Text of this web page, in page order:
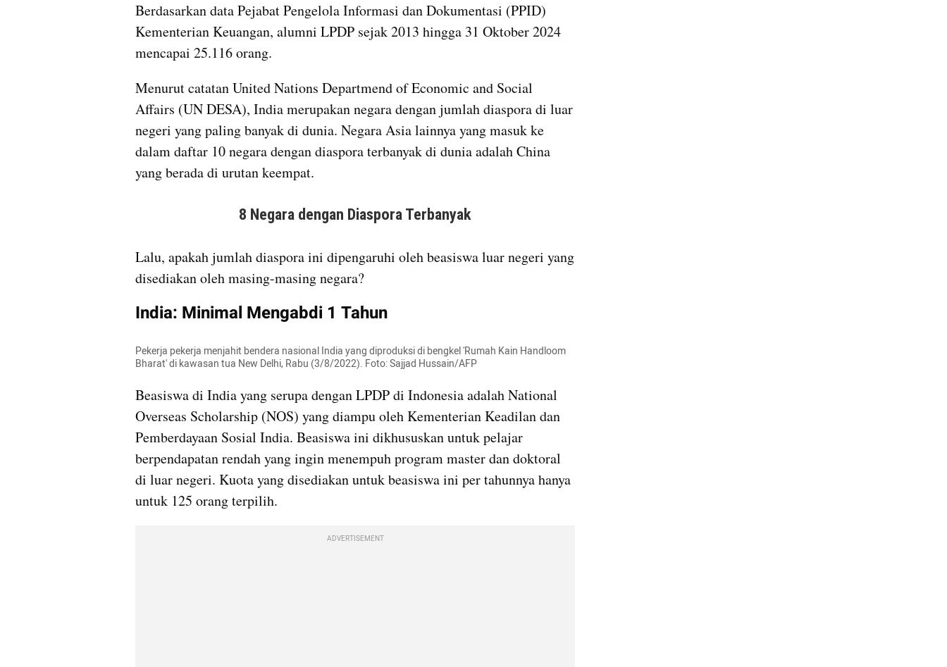
Berdasarkan data Pejabat Pengelola Informasi dan Dokumentasi (PPID)
Kementerian Keuangan, alumni LPDP sejak 2013 hingga 31 Oktober 2024
mencapai 25.116 orang.
Menurut catatan United Nations Departmend of Economic and Social
Affairs (UN DESA), India merupakan negara dengan jumlah diaspora di luar
negeri yang paling banyak di dunia. Negara Asia lainnya yang masuk ke
dalam daftar 10 negara dengan diaspora terbanyak di dunia adalah China
yang berada di urutan keempat.
embed from external kumparan
Lalu, apakah jumlah diaspora ini dipengaruhi oleh beasiswa luar negeri yang
disediakan oleh masing-masing negara?
India: Minimal Mengabdi 1 Tahun
Pekerja pekerja menjahit bendera nasional India yang diproduksi di bengkel 'Rumah Kain Handloom
Bharat' di kawasan tua New Delhi, Rabu (3/8/2022). Foto: Sajjad Hussain/AFP
Beasiswa di India yang serupa dengan LPDP di Indonesia adalah National
Overseas Scholarship (NOS) yang diampu oleh Kementerian Keadilan dan
Pemberdayaan Sosial India. Beasiswa ini dikhususkan untuk pelajar
berpendapatan rendah yang ingin menempuh program master dan doktoral
di luar negeri. Kuota yang disediakan untuk beasiswa ini per tahunnya hanya
untuk 125 orang terpilih.
ADVERTISEMENT